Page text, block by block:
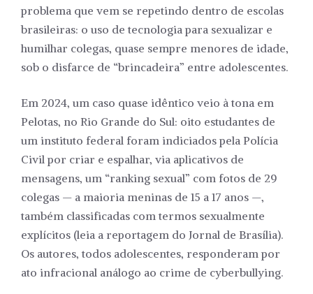
problema que vem se repetindo dentro de escolas
brasileiras: o uso de tecnologia para sexualizar e
humilhar colegas, quase sempre menores de idade,
sob o disfarce de “brincadeira” entre adolescentes.
Em 2024, um caso quase idêntico veio à tona em
Pelotas, no Rio Grande do Sul: oito estudantes de
um instituto federal foram indiciados pela Polícia
Civil por criar e espalhar, via aplicativos de
mensagens, um “ranking sexual” com fotos de 29
colegas — a maioria meninas de 15 a 17 anos —,
também classificadas com termos sexualmente
explícitos (leia a reportagem do Jornal de Brasília).
Os autores, todos adolescentes, responderam por
ato infracional análogo ao crime de cyberbullying.